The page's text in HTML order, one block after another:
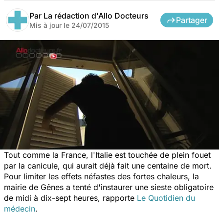
Par La rédaction d'Allo Docteurs
Mis à jour le 24/07/2015
Partager
Tout comme la France, l'Italie est touchée de plein fouet
par la canicule, qui aurait déjà fait une centaine de mort.
Pour limiter les effets néfastes des fortes chaleurs, la
mairie de Gênes a tenté d'instaurer une sieste obligatoire
de midi à dix-sept heures, rapporte Le Quotidien du
médecin.